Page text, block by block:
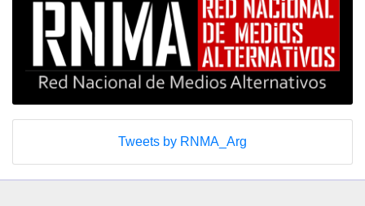
Tweets by RNMA_Arg